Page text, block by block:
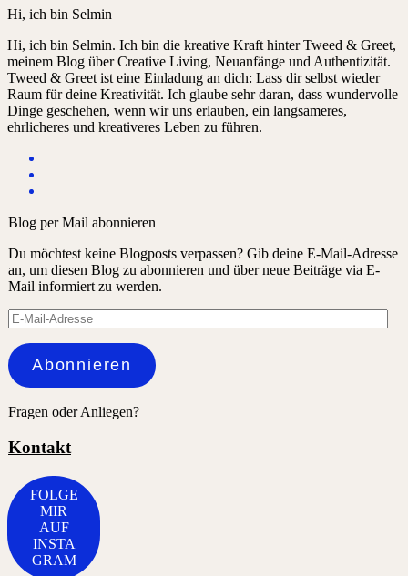
Hi, ich bin Selmin
Hi, ich bin Selmin. Ich bin die kreative Kraft hinter Tweed & Greet,
meinem Blog über Creative Living, Neuanfänge und Authentizität.
Tweed & Greet ist eine Einladung an dich: Lass dir selbst wieder
Raum für deine Kreativität. Ich glaube sehr daran, dass wundervolle
Dinge geschehen, wenn wir uns erlauben, ein langsameres,
ehrlicheres und kreativeres Leben zu führen.
Blog per Mail abonnieren
Du möchtest keine Blogposts verpassen? Gib deine E-Mail-Adresse
an, um diesen Blog zu abonnieren und über neue Beiträge via E-
Mail informiert zu werden.
E-
Mail-
Adresse
Abonnieren
Fragen oder Anliegen?
Kontakt
FOLGE
MIR
AUF
INSTA
GRAM